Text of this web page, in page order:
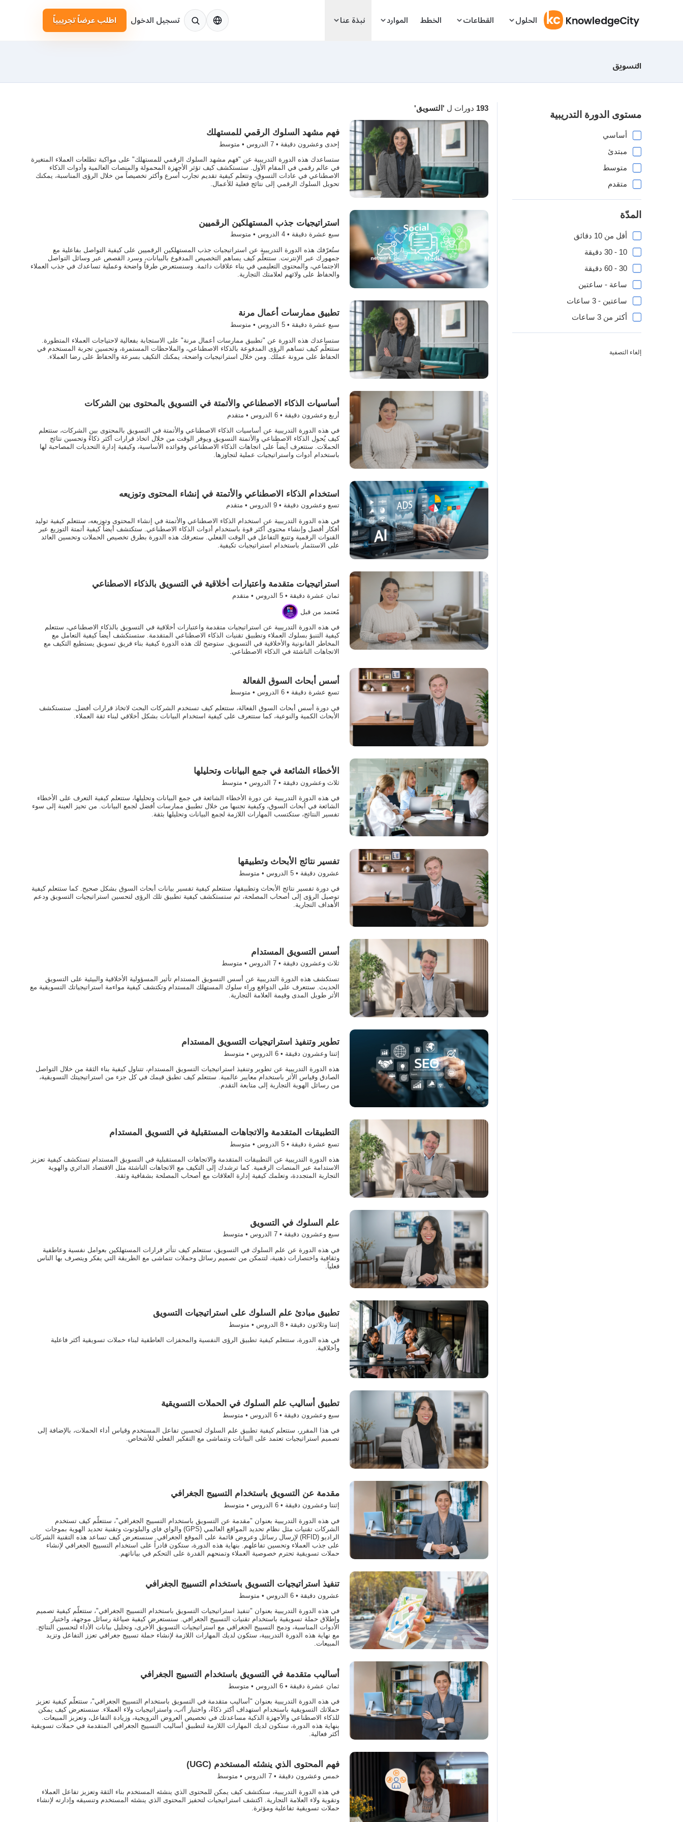
الحلول القطاعات الخطط الموارد نبذة عنا الإنجليزية تسجيل الدخول اطلب عرضاً تجريبياً
التسويق
مستوى الدورة التدريبية
أساسي
مبتدئ
متوسط
متقدم
المدّة
أقل من 10 دقائق
10 - 30 دقيقة
30 - 60 دقيقة
ساعة - ساعتين
ساعتين - 3 ساعات
أكثر من 3 ساعات
إلغاء التصفية
193 دورات ل 'التسويق'
فهم مشهد السلوك الرقمي للمستهلك
إحدى وعشرون دقيقة • 7الدروس • متوسط
ستساعدك هذه الدورة التدريبية عن "فهم مشهد السلوك الرقمي للمستهلك" على مواكبة تطلعات العملاء المتغيرة
في عالم رقمي في المقام الأول. ستستكشف كيف تؤثر الأجهزة المحمولة والمنصات العالمية وأدوات الذكاء
الاصطناعي في عادات التسوق، وتتعلم كيفية تقديم تجارب أسرع وأكثر تخصيصاً من خلال الرؤى المناسبة، يمكنك
تحويل السلوك الرقمي إلى نتائج فعلية للأعمال.
استراتيجيات جذب المستهلكين الرقميين
سبع عشرة دقيقة • 4الدروس • متوسط
ستُعرّفك هذه الدورة التدريبية عن استراتيجيات جذب المستهلكين الرقميين على كيفية التواصل بفاعلية مع
جمهورك عبر الإنترنت. ستتعلّم كيف يساهم التخصيص المدفوع بالبيانات، وسرد القصص عبر وسائل التواصل
الاجتماعي، والمحتوى التعليمي في بناء علاقات دائمة. وسنستعرض طرقاً واضحة وعملية تساعدك في جذب العملاء
والحفاظ على ولائهم لعلامتك التجارية.
تطبيق ممارسات أعمال مرنة
سبع عشرة دقيقة • 5الدروس • متوسط
ستساعدك هذه الدورة عن "تطبيق ممارسات أعمال مرنة" على الاستجابة بفعالية لاحتياجات العملاء المتطورة.
ستتعلّم كيف تساهم الرؤى المدفوعة بالذكاء الاصطناعي، والملاحظات المستمرة، وتحسين تجربة المستخدم في
الحفاظ على مرونة عملك. ومن خلال استراتيجيات واضحة، يمكنك التكيف بسرعة والحفاظ على رضا العملاء.
أساسيات الذكاء ‫الاصطناعي ‫والأتمتة ‫في التسويق بالمحتوى بين ‫الشركات
أربع وعشرون دقيقة • 6الدروس • متقدم
في هذه الدورة التدريبية عن أساسيات الذكاء ‫الاصطناعي ‫والأتمتة ‫في التسويق بالمحتوى بين ‫الشركات، ستتعلم
كيف يُحول الذكاء الاصطناعي والأتمتة التسويق ويوفر الوقت من خلال اتخاذ قرارات أكثر ذكاءً وتحسين نتائج
الحملات. ستتعرف أيضاً على اتجاهات الذكاء الاصطناعي وفوائده الأساسية، وكيفية إدارة التحديات المصاحبة لها
باستخدام أدوات واستراتيجيات عملية لتجاوزها.‬‬‬‬‬‬‬‬‬‬‬‬
استخدام الذكاء الاصطناعي والأتمتة في إنشاء المحتوى وتوزيعه
تسع وعشرون دقيقة • 9الدروس • متقدم
في هذه الدورة التدريبية عن استخدام الذكاء الاصطناعي والأتمتة في إنشاء المحتوى وتوزيعه، ستتعلم كيفية توليد
أفكار أفضل وإنشاء محتوى أكثر قوة باستخدام أدوات الذكاء الاصطناعي. ستكتشف أيضاً كيفية أتمتة التوزيع عبر
القنوات الرقمية وتتبع التفاعل في الوقت الفعلي. ستعرفك هذه الدورة بطرق تخصيص الحملات وتحسين العائد
على الاستثمار باستخدام استراتيجيات تكيفية.
استراتيجيات متقدمة واعتبارات أخلاقية في التسويق بالذكاء الاصطناعي
ثمان عشرة دقيقة • 5الدروس • متقدم
مُعتمد من قبل
في هذه الدورة التدريبية عن استراتيجيات متقدمة واعتبارات أخلاقية في التسويق بالذكاء الاصطناعي، ستتعلم
كيفية التنبؤ بسلوك العملاء وتطبيق تقنيات الذكاء الاصطناعي المتقدمة. ستستكشف أيضاً كيفية التعامل مع
المخاطر القانونية والأخلاقية في التسويق. ستوضح لك هذه الدورة كيفية بناء فريق تسويق يستطيع التكيف مع
الاتجاهات الناشئة في الذكاء الاصطناعي.
أسس أبحاث السوق الفعالة
تسع عشرة دقيقة • 6الدروس • متوسط
في دورة أسس أبحاث السوق الفعالة، ستتعلم كيف تستخدم الشركات البحث لاتخاذ قرارات أفضل. ستستكشف
الأبحاث الكمية والنوعية، كما ستتعرف على كيفية استخدام البيانات بشكل أخلاقي لبناء ثقة العملاء.
الأخطاء الشائعة في جمع البيانات وتحليلها
ثلاث وعشرون دقيقة • 7الدروس • متوسط
في هذه الدورة التدريبية عن دورة الأخطاء الشائعة في جمع البيانات وتحليلها، ستتعلم كيفية التعرف على الأخطاء
الشائعة في أبحاث السوق، وكيفية تجنبها من خلال تطبيق ممارسات أفضل لجمع البيانات. من تحيز العينة إلى سوء
تفسير النتائج، ستكتسب المهارات اللازمة لجمع البيانات وتحليلها بثقة.
تفسير نتائج الأبحاث وتطبيقها
عشرون دقيقة • 5الدروس • متوسط
في دورة تفسير نتائج الأبحاث وتطبيقها، ستتعلم كيفية تفسير بيانات أبحاث السوق بشكل صحيح. كما ستتعلم كيفية
توصيل الرؤى إلى أصحاب المصلحة، ثم ستستكشف كيفية تطبيق تلك الرؤى لتحسين استراتيجيات التسويق ودعم
الأهداف التجارية.
أسس التسويق المستدام
ثلاث وعشرون دقيقة • 7الدروس • متوسط
تستكشف هذه الدورة التدريبية عن أسس التسويق المستدام تأثير المسؤولية الأخلاقية والبيئية على التسويق
الحديث. ستتعرف على الدوافع وراء سلوك المستهلك المستدام وتكتشف كيفية مواءمة استراتيجياتك التسويقية مع
الأثر طويل المدى وقيمة العلامة التجارية.
تطوير وتنفيذ استراتيجيات التسويق المستدام
إثنتا وعشرون دقيقة • 6الدروس • متوسط
هذه الدورة التدريبية عن تطوير وتنفيذ استراتيجيات التسويق المستدام، تتناول كيفية بناء الثقة من خلال التواصل
الصادق وقياس الأثر باستخدام معايير عالمية. ستتعلم كيف تطبق قيمك في كل جزء من استراتيجيتك التسويقية،
من رسائل الهوية التجارية إلى متابعة التقدم.
التطبيقات المتقدمة والاتجاهات المستقبلية في التسويق المستدام
تسع عشرة دقيقة • 5الدروس • متوسط
هذه الدورة التدريبية عن التطبيقات المتقدمة والاتجاهات المستقبلية في التسويق المستدام تستكشف كيفية تعزيز
الاستدامة عبر المنصات الرقمية. كما ترشدك إلى التكيف مع الاتجاهات الناشئة مثل الاقتصاد الدائري والهوية
التجارية المتجددة، وتعلمك كيفية إدارة العلاقات مع أصحاب المصلحة بشفافية وثقة.
علم السلوك في التسويق
سبع وعشرون دقيقة • 7الدروس • متوسط
في هذه الدورة عن علم السلوك في التسويق، ستتعلم كيف تتأثر قرارات المستهلكين بعوامل نفسية وعاطفية
وثقافية واختصارات ذهنية، لتتمكن من تصميم رسائل وحملات تتماشى مع الطريقة التي يفكر ويتصرف بها الناس
فعلياً.
تطبيق مبادئ علم السلوك على استراتيجيات التسويق
إثنتا وثلاثون دقيقة • 8الدروس • متوسط
في هذه الدورة، ستتعلم كيفية تطبيق الرؤى النفسية والمحفزات العاطفية لبناء حملات تسويقية أكثر فاعلية
وأخلاقية.
تطبيق أساليب علم السلوك في الحملات التسويقية
سبع وعشرون دقيقة • 6الدروس • متوسط
في هذا المقرر، ستتعلم كيفية تطبيق علم السلوك لتحسين تفاعل المستخدم وقياس أداء الحملات، بالإضافة إلى
تصميم استراتيجيات تعتمد على البيانات وتتماشى مع التفكير الفعلي للأشخاص.
مقدمة عن التسويق باستخدام التسييج الجغرافي
إثنتا وعشرون دقيقة • 6الدروس • متوسط
في هذه الدورة التدريبية بعنوان "مقدمة عن التسويق باستخدام التسييج الجغرافي"، ستتعلّم كيف تستخدم
الشركات تقنيات مثل نظام تحديد المواقع العالمي (GPS) والواي فاي والبلوتوث وتقنية تحديد الهوية بموجات
الراديو (RFID) لإرسال رسائل وعروض قائمة على الموقع الجغرافي. سنستعرض كيف تساعد هذه التقنية الشركات
على جذب العملاء وتحسين تفاعلهم. بنهاية هذه الدورة، ستكون قادراً على استخدام التسييج الجغرافي لإنشاء
حملات تسويقية تحترم خصوصية العملاء وتمنحهم القدرة على التحكم في بياناتهم.
تنفيذ استراتيجيات التسويق باستخدام التسييج الجغرافي
عشرون دقيقة • 6الدروس • متوسط
في هذه الدورة التدريبية بعنوان "تنفيذ استراتيجيات التسويق باستخدام التسييج الجغرافي"، ستتعلّم كيفية تصميم
وإطلاق حملة تسويقية باستخدام تقنيات التسييج الجغرافي. سنستعرض كيفية صياغة رسائل موجهة، واختيار
الأدوات المناسبة، ودمج التسييج الجغرافي مع استراتيجيات التسويق الأخرى، وتحليل بيانات الأداء لتحسين النتائج.
مع نهاية هذه الدورة التدريبية، ستكون لديك المهارات اللازمة لإنشاء حملة تسييج جغرافي تعزز التفاعل وتزيد
المبيعات.
أساليب متقدمة في التسويق باستخدام التسييج الجغرافي
ثمان عشرة دقيقة • 6الدروس • متوسط
في هذه الدورة التدريبية بعنوان "أساليب متقدمة في التسويق باستخدام التسييج الجغرافي"، ستتعلّم كيفية تعزيز
حملاتك التسويقية باستخدام استهداف أكثر ذكاءً، واختبار أ/ب، واستراتيجيات ولاء العملاء. سنستعرض كيف يمكن
للذكاء الاصطناعي والأجهزة الذكية مساعدتك في تخصيص العروض الترويجية، وزيادة التفاعل، وتعزيز المبيعات.
بنهاية هذه الدورة، ستكون لديك المهارات اللازمة لتطبيق أساليب التسييج الجغرافي المتقدمة في حملات تسويقية
أكثر فعالية.
فهم المحتوى الذي ينشئه المستخدم (UGC)
خمس وعشرون دقيقة • 7الدروس • متوسط
في هذه الدورة التدريبية، ستكتشف كيف يمكن للمحتوى الذي ينشئه المستخدم بناء الثقة وتعزيز تفاعل العملاء
وتقوية ولاء العلامة التجارية. اكتشف استراتيجيات لتحفيز المحتوى الذي ينشئه المستخدم وتنسيقه وإدارته لإنشاء
حملات تسويقية تفاعلية ومؤثرة.